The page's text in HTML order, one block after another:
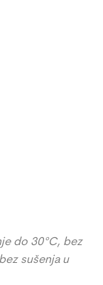
do 30°C, bez
sušenja u